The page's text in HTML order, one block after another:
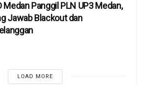
Medan Panggil PLN UP3 Medan,
Jawab Blackout dan
LOAD MORE